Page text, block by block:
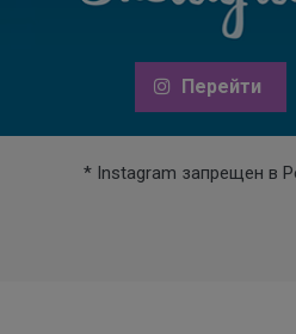
Перейти
* Instagram запрещен в